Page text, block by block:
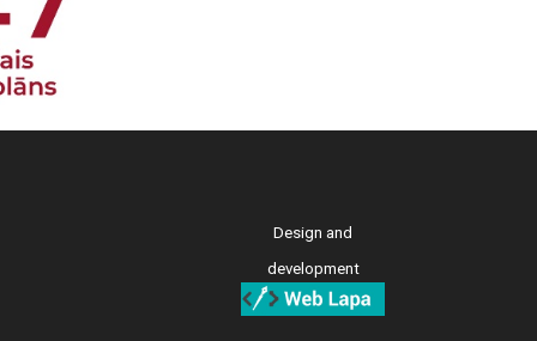
Design and
development